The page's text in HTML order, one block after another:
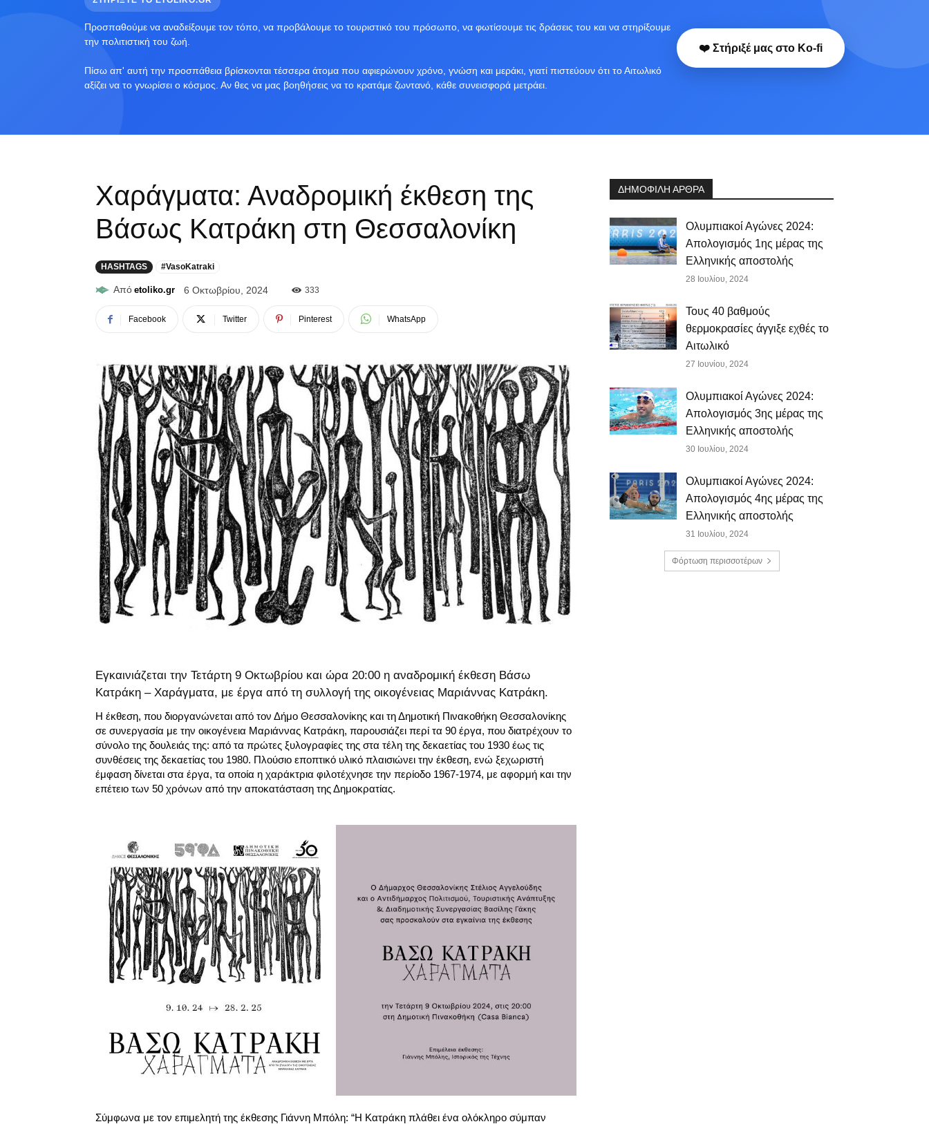
Προσπαθούμε να αναδείξουμε τον τόπο, να προβάλουμε το τουριστικό του πρόσωπο, να φωτίσουμε τις δράσεις του και να στηρίξουμε
την πολιτιστική του ζωή.
Πίσω απ' αυτή την προσπάθεια βρίσκονται τέσσερα άτομα που αφιερώνουν χρόνο, γνώση και μεράκι, γιατί πιστεύουν ότι το Αιτωλικό
αξίζει να το γνωρίσει ο κόσμος. Αν θες να μας βοηθήσεις να το κρατάμε ζωντανό, κάθε συνεισφορά μετράει.
❤️ Στήριξέ μας στο Ko-fi
Χαράγματα: Αναδρομική έκθεση της
Βάσως Κατράκη στη Θεσσαλονίκη
HASHTAGS #VasoKatraki
Από etoliko.gr 6 Οκτωβρίου, 2024 333
Facebook Twitter Pinterest WhatsApp
Εγκαινιάζεται την Τετάρτη 9 Οκτωβρίου και ώρα 20:00 η αναδρομική έκθεση Βάσω
Κατράκη – Χαράγματα, με έργα από τη συλλογή της οικογένειας Μαριάννας Κατράκη.
Η έκθεση, που διοργανώνεται από τον Δήμο Θεσσαλονίκης και τη Δημοτική Πινακοθήκη Θεσσαλονίκης
σε συνεργασία με την οικογένεια Μαριάννας Κατράκη, παρουσιάζει περί τα 90 έργα, που διατρέχουν το
σύνολο της δουλειάς της: από τα πρώτες ξυλογραφίες της στα τέλη της δεκαετίας του 1930 έως τις
συνθέσεις της δεκαετίας του 1980. Πλούσιο εποπτικό υλικό πλαισιώνει την έκθεση, ενώ ξεχωριστή
έμφαση δίνεται στα έργα, τα οποία η χαράκτρια φιλοτέχνησε την περίοδο 1967-1974, με αφορμή και την
επέτειο των 50 χρόνων από την αποκατάσταση της Δημοκρατίας.
Σύμφωνα με τον επιμελητή της έκθεσης Γιάννη Μπόλη: “Η Κατράκη πλάθει ένα ολόκληρο σύμπαν
ΔΗΜΟΦΙΛΗ ΑΡΘΡΑ
Ολυμπιακοί Αγώνες 2024:
Απολογισμός 1ης μέρας της
Ελληνικής αποστολής
28 Ιουλίου, 2024
Τους 40 βαθμούς
θερμοκρασίες άγγιξε εχθές το
Αιτωλικό
27 Ιουνίου, 2024
Ολυμπιακοί Αγώνες 2024:
Απολογισμός 3ης μέρας της
Ελληνικής αποστολής
30 Ιουλίου, 2024
Ολυμπιακοί Αγώνες 2024:
Απολογισμός 4ης μέρας της
Ελληνικής αποστολής
31 Ιουλίου, 2024
Φόρτωση περισσοτέρων